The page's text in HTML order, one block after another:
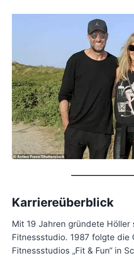
Karriereüberblick
Mit 19 Jahren gründete Höller
Fitnessstudio. 1987 folgte die
Fitnessstudios „Fit & Fun“ in